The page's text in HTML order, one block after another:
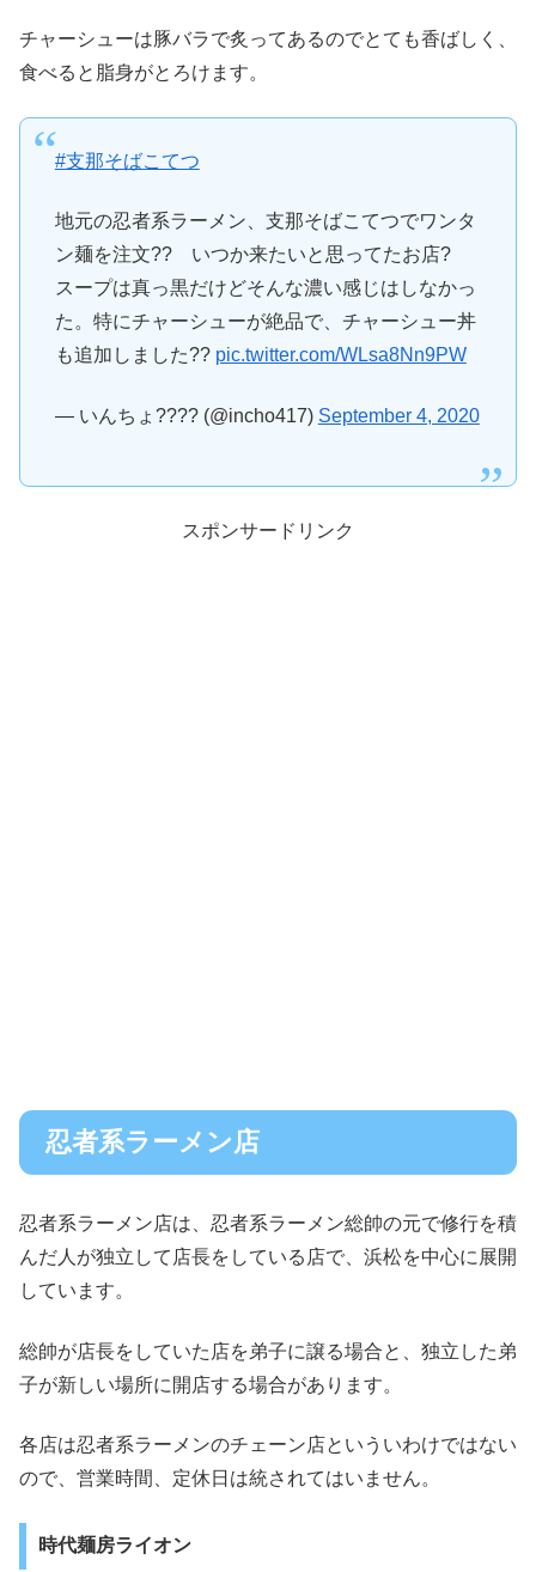
チャーシューは豚バラで炙ってあるのでとても香ばしく、
食べると脂身がとろけます。
#支那そばこてつ
地元の忍者系ラーメン、支那そばこてつでワンタ
ン麺を注文?? いつか来たいと思ってたお店?
スープは真っ黒だけどそんな濃い感じはしなかっ
た。特にチャーシューが絶品で、チャーシュー丼
も追加しました?? pic.twitter.com/WLsa8Nn9PW
— いんちょ???? (@incho417) September 4, 2020
スポンサードリンク
忍者系ラーメン店
忍者系ラーメン店は、忍者系ラーメン総帥の元で修行を積
んだ人が独立して店長をしている店で、浜松を中心に展開
しています。
総帥が店長をしていた店を弟子に譲る場合と、独立した弟
子が新しい場所に開店する場合があります。
各店は忍者系ラーメンのチェーン店といういわけではない
ので、営業時間、定休日は統されてはいません。
時代麺房ライオン